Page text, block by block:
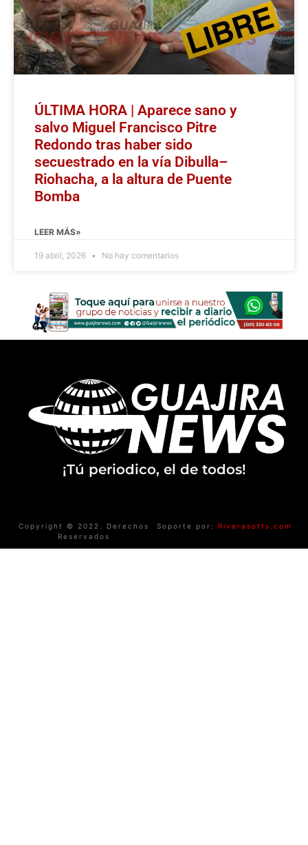
ÚLTIMA HORA | Aparece sano y
salvo Miguel Francisco Pitre
Redondo tras haber sido
secuestrado en la vía Dibulla–
Riohacha, a la altura de Puente
Bomba
LEER MÁS»
19 abril, 2026 No hay comentarios
¡Tú periodico, el de todos!
Copyright © 2022. Derechos
Reservados
Soporte por: Riverasofts.com